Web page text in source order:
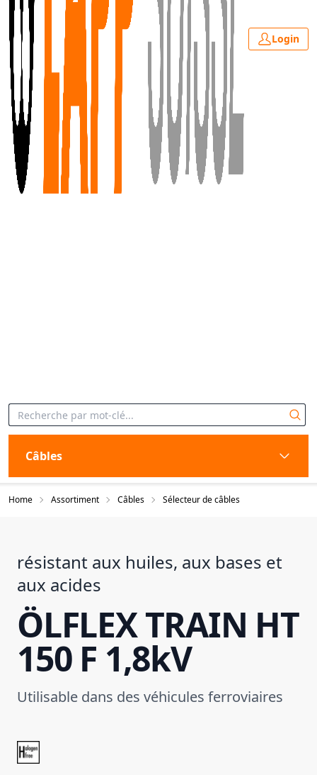
Login
Câbles
Home Assortiment Câbles Sélecteur de câbles
résistant aux huiles, aux bases et
aux acides
ÖLFLEX TRAIN HT
150 F 1,8kV
Utilisable dans des véhicules ferroviaires